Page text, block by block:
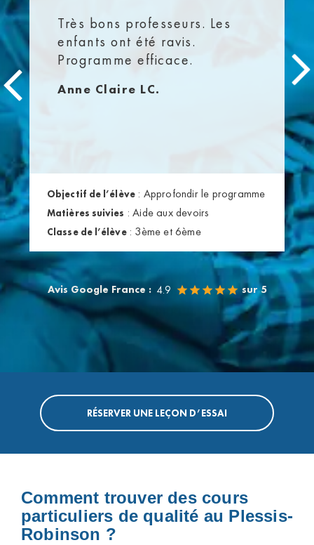
Très bons professeurs. Les
enfants ont été ravis.
Programme efficace.
Anne Claire LC.
Objectif de l’élève: Approfondir le programme
Matières suivies :Aide aux devoirs
Classe de l’élève: 3ème et 6ème
Avis Google France : 4.9 sur 5
RÉSERVER UNE LEÇON D’ESSAI
Comment trouver des cours
particuliers de qualité au Plessis-
Robinson ?